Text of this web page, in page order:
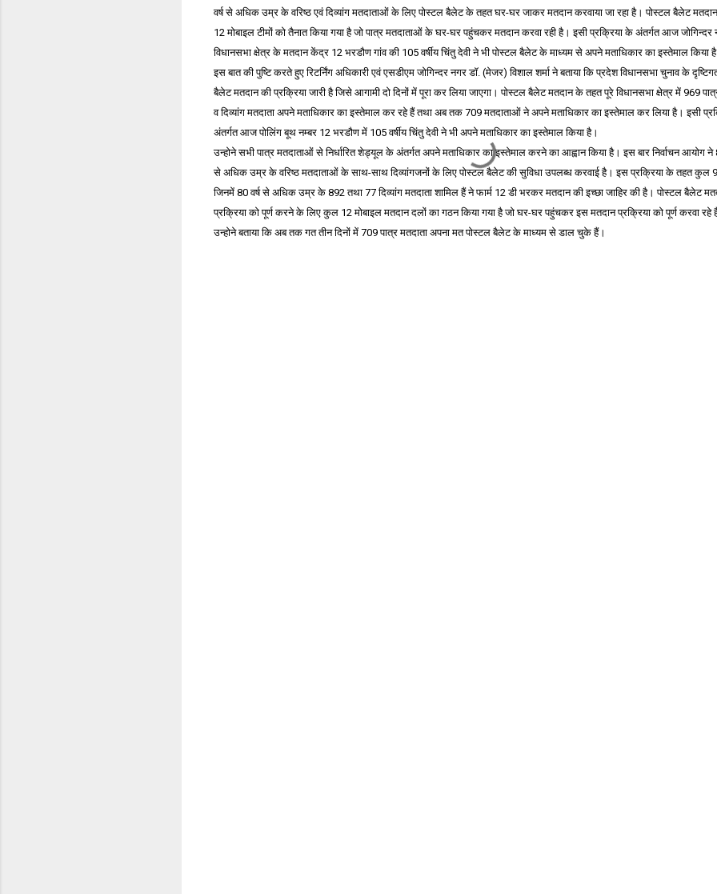
वर्ष से अधिक उम्र के वरिष्ठ एवं दिव्यांग मतदाताओं के लिए पोस्टल बैलेट के तहत घर-घर जाकर मतदान करवाया जा रहा है। पोस्टल बैलेट
12 मोबाइल टीमों को तैनात किया गया है जो पात्र मतदाताओं के घर-घर पहुंचकर मतदान करवा रही है। इसी प्रक्रिया के अंतर्गत आज जोगिन्दर
विधानसभा क्षेत्र के मतदान केंद्र 12 भरडौण गांव की 105 वर्षीय चिंतु देवी ने भी पोस्टल बैलेट के माध्यम से अपने मताधिकार का इस्तेमाल किया
इस बात की पुष्टि करते हुए रिटर्निंग अधिकारी एवं एसडीएम जोगिन्दर नगर डॉ. (मेजर) विशाल शर्मा ने बताया कि प्रदेश विधानसभा चुनाव के
बैलेट मतदान की प्रक्रिया जारी है जिसे आगामी दो दिनों में पूरा कर लिया जाएगा। पोस्टल बैलेट मतदान के तहत पूरे विधानसभा क्षेत्र में 969
व दिव्यांग मतदाता अपने मताधिकार का इस्तेमाल कर रहे हैं तथा अब तक 709 मतदाताओं ने अपने मताधिकार का इस्तेमाल कर लिया है। इसी
अंतर्गत आज पोलिंग बूथ नम्बर 12 भरडौण में 105 वर्षीय चिंतु देवी ने भी अपने मताधिकार का इस्तेमाल किया है।
उन्होने सभी पात्र मतदाताओं से निर्धारित शेड्यूल के अंतर्गत अपने मताधिकार का इस्तेमाल करने का आह्वान किया है। इस बार निर्वाचन आयोग ने
से अधिक उम्र के वरिष्ठ मतदाताओं के साथ-साथ दिव्यांगजनों के लिए पोस्टल बैलेट की सुविधा उपलब्ध करवाई है। इस प्रक्रिया के तहत कुल
जिनमें 80 वर्ष से अधिक उम्र के 892 तथा 77 दिव्यांग मतदाता शामिल हैं ने फार्म 12 डी भरकर मतदान की इच्छा जाहिर की है। पोस्टल बैलेट
प्रक्रिया को पूर्ण करने के लिए कुल 12 मोबाइल मतदान दलों का गठन किया गया है जो घर-घर पहुंचकर इस मतदान प्रक्रिया को पूर्ण करवा रहे
उन्होने बताया कि अब तक गत तीन दिनों में 709 पात्र मतदाता अपना मत पोस्टल बैलेट के माध्यम से डाल चुके हैं।